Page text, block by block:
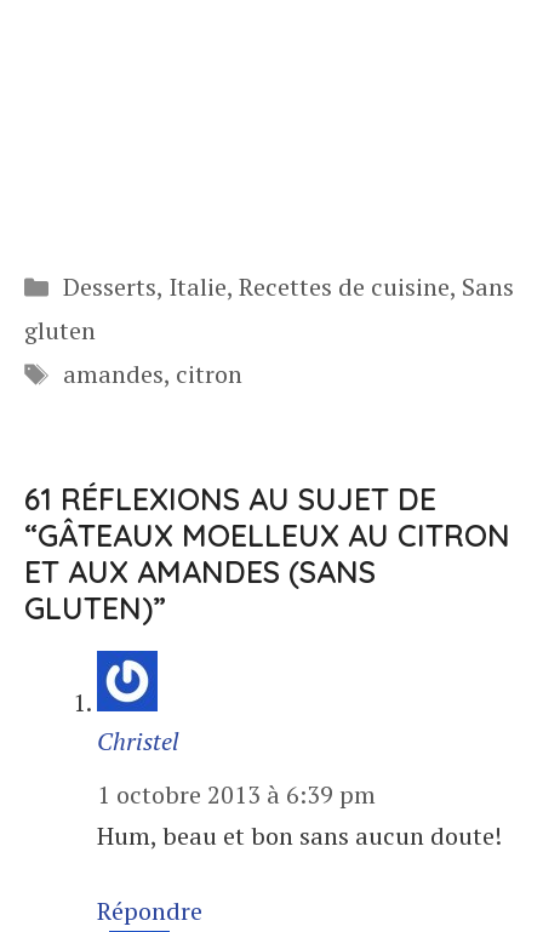
Catégories
Desserts, Italie, Recettes de cuisine, Sans
gluten
Étiquettes
amandes, citron
61 RÉFLEXIONS AU SUJET DE
“GÂTEAUX MOELLEUX AU CITRON
ET AUX AMANDES (SANS
GLUTEN)”
Christel
1 octobre 2013 à 6:39 pm
Hum, beau et bon sans aucun doute!
Répondre